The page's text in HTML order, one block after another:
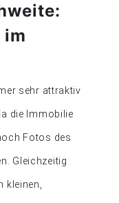
im
sehr attraktiv
die Immobilie
Fotos des
Gleichzeitig
kleinen,